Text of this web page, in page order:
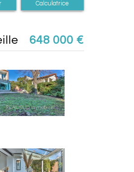
Calculatrice
648 000 €